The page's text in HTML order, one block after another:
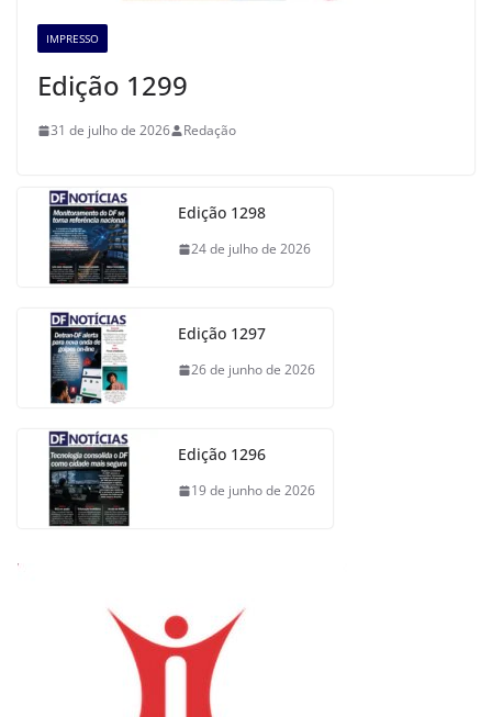
IMPRESSO
Edição 1299
31 de julho de 2026 Redação
Edição 1298
24 de julho de 2026
Edição 1297
26 de junho de 2026
Edição 1296
19 de junho de 2026